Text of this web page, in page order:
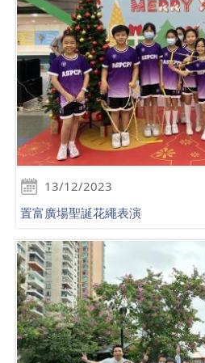
13/12/2023
置富廣場聖誕花繩表演